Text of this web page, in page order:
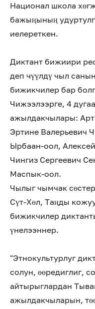
Национал школа
бажыңының
иелереткен.
Диктант бижиири
деп чүүлдү чыл
бижикчилер бар
Чижээлээрге, 4
ажылдакчылары:
Эртине Валерьевич
Ырбаан-оол,
Чингиз Сергеевич
Маспык-оол.
Чылыг чымчак
Сүт-Хөл, Таңды
бижикчилер
үнелээннер.
"Этнокультурлуг
солун, өөредиглиг,
айтырыглардан
ажылдакчыларын,